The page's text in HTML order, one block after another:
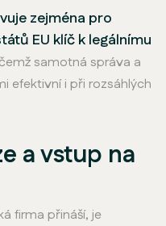
zejména pro
EU klíč k legálnímu
samotná správa a
efektivní i při rozsáhlých
a vstup na
firma přináší, je